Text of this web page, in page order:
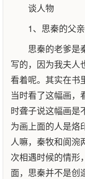
谈人物
1、思秦的父
思秦的老爹是
写的，因为我夫人
看着呢。其实在书
当时看了这幅画，
时聋子说这幅画是
为画上面的人是烙
人嘛，秦牧和阆涴
次相遇时候的情形
面，思秦并不是创